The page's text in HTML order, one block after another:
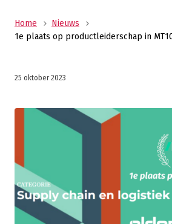
Home
Nieuws
1e plaats op productleiderschap in
25 oktober 2023